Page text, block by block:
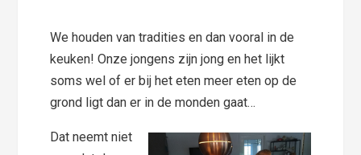
We houden van tradities en dan vooral in de
keuken! Onze jongens zijn jong en het lijkt
soms wel of er bij het eten meer eten op de
grond ligt dan er in de monden gaat…
Dat neemt niet